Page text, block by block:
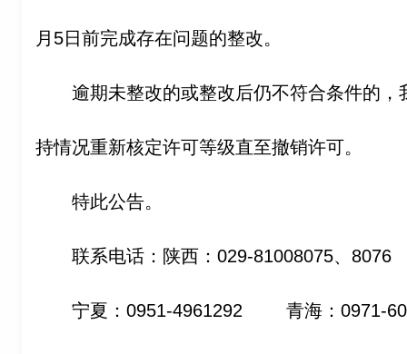
月5日前完成存在问题的整改。
逾期未整改的或整改后仍不符合条件的
持情况重新核定许可等级直至撤销许可。
特此公告。
联系电话：陕西：029-81008075、8076
宁夏：0951-4961292 青海：0971-